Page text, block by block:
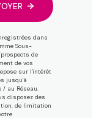
dans
Sous-
de
de vos
sur l'intérêt
jusqu'à
/ au Réseau.
disposez des
de limitation